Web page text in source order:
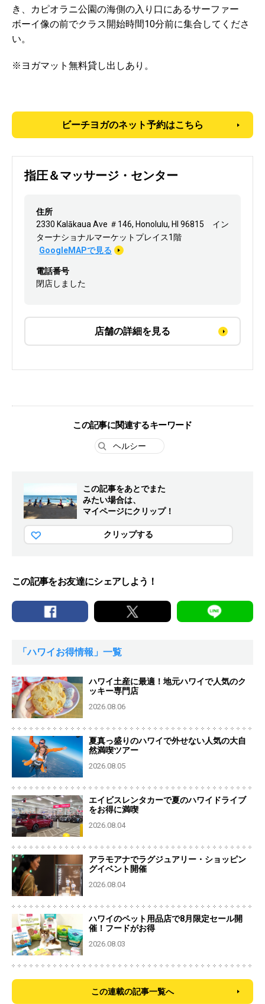
き、カピオラニ公園の海側の入り口にあるサーファー
ボーイ像の前でクラス開始時間10分前に集合してくださ
い。
※ヨガマット無料貸し出しあり。
ビーチヨガのネット予約はこちら
指圧＆マッサージ・センター
住所
2330 Kalākaua Ave ＃146, Honolulu, HI 96815 イン
ターナショナルマーケットプレイス1階
GoogleMAPで見る
電話番号
閉店しました
店舗の詳細を見る
この記事に関連するキーワード
ヘルシー
この記事をあとでまた
みたい場合は、
マイページにクリップ！
クリップする
この記事をお友達にシェアしよう！
「ハワイお得情報」一覧
ハワイ土産に最適！地元ハワイで人気のク
ッキー専門店
2026.08.06
夏真っ盛りのハワイで外せない人気の大自
然満喫ツアー
2026.08.05
エイビスレンタカーで夏のハワイドライブ
をお得に満喫
2026.08.04
アラモアナでラグジュアリー・ショッピン
グイベント開催
2026.08.04
ハワイのペット用品店で8月限定セール開
催！フードがお得
2026.08.03
この連載の記事一覧へ